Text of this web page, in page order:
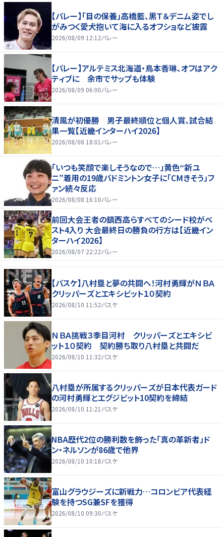
【バレー】「目の保養」高橋藍、黒Ｔ＆デニム姿でし
がみつく愛犬抱いて海に入るオフショなど披露
2026/08/09 12:12バレー
【バレー】アルテミス北海道・鳥本香琳、オフはアク
ティブに 余市でサップも体験
2026/08/09 06:00バレー
清風が初優勝 男子最終順位と個人賞、試合結
果一覧【近畿インターハイ2026】
2026/08/08 18:01 バレー
「いつも笑顔で楽しそうなので…」黄色“新ユ
ニ”着用の19歳バドミントン女子に「CMきそう」フ
ァン続々反応
2026/08/08 16:10バレー
前回大会王者の鎮西高らすべてのシード校がベ
スト4入り 大会最終日の勝負の行方は【近畿イン
ターハイ2026】
2026/08/07 22:22バレー
【バスケ】八村塁と夢の共闘へ！河村勇輝がＮＢＡ
クリッパーズとエキシビット１０契約
2026/08/10 11:52バスケ
ＮＢＡ挑戦３季目河村 クリッパーズとエキシビ
ット１０契約 契約勝ち取り八村塁と共闘だ
2026/08/10 11:32バスケ
八村塁が所属するクリッパーズが日本代表ガード
の河村勇輝とエグジビット10契約を締結
2026/08/10 11:21 バスケ
NBA歴代2位の勝利数を飾った「真の革新者」ド
ン・ネルソンが86歳で他界
2026/08/10 10:18バスケ
富山グラウジーズに新戦力…コロンビア代表経
験を持つSG兼SFを獲得
2026/08/10 09:30バスケ